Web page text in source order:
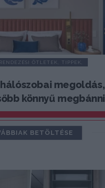
ÖTLETEK, TIPPEK,
megoldás,
könnyű megbánni
BETÖLTÉSE